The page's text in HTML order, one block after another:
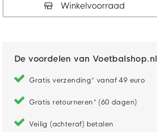
Winkelvoorraad
De voordelen van Voetbalshop.nl
Gratis verzending* vanaf 49 euro
Gratis retourneren* (60 dagen)
Veilig (achteraf) betalen